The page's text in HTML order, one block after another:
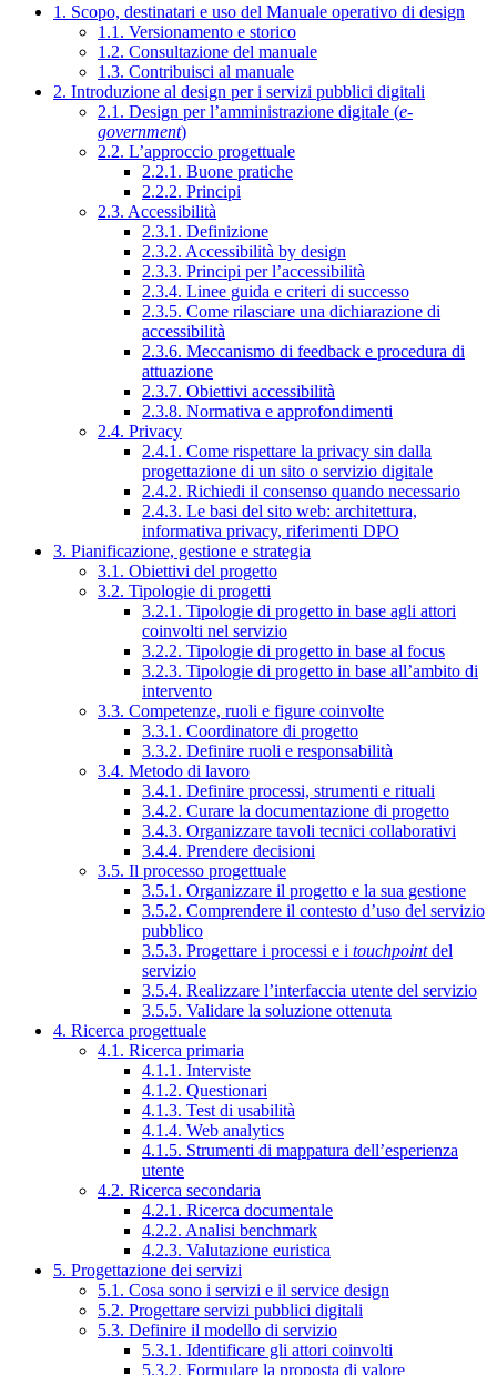
1. Scopo, destinatari e uso del Manuale operativo di design
1.1. Versionamento e storico
1.2. Consultazione del manuale
1.3. Contribuisci al manuale
2. Introduzione al design per i servizi pubblici digitali
2.1. Design per l’amministrazione digitale (e-
government)
2.2. L’approccio progettuale
2.2.1. Buone pratiche
2.2.2. Principi
2.3. Accessibilità
2.3.1. Definizione
2.3.2. Accessibilità by design
2.3.3. Principi per l’accessibilità
2.3.4. Linee guida e criteri di successo
2.3.5. Come rilasciare una dichiarazione di
accessibilità
2.3.6. Meccanismo di feedback e procedura di
attuazione
2.3.7. Obiettivi accessibilità
2.3.8. Normativa e approfondimenti
2.4. Privacy
2.4.1. Come rispettare la privacy sin dalla
progettazione di un sito o servizio digitale
2.4.2. Richiedi il consenso quando necessario
2.4.3. Le basi del sito web: architettura,
informativa privacy, riferimenti DPO
3. Pianificazione, gestione e strategia
3.1. Obiettivi del progetto
3.2. Tipologie di progetti
3.2.1. Tipologie di progetto in base agli attori
coinvolti nel servizio
3.2.2. Tipologie di progetto in base al focus
3.2.3. Tipologie di progetto in base all’ambito di
intervento
3.3. Competenze, ruoli e figure coinvolte
3.3.1. Coordinatore di progetto
3.3.2. Definire ruoli e responsabilità
3.4. Metodo di lavoro
3.4.1. Definire processi, strumenti e rituali
3.4.2. Curare la documentazione di progetto
3.4.3. Organizzare tavoli tecnici collaborativi
3.4.4. Prendere decisioni
3.5. Il processo progettuale
3.5.1. Organizzare il progetto e la sua gestione
3.5.2. Comprendere il contesto d’uso del servizio
pubblico
3.5.3. Progettare i processi e i touchpointdel
servizio
3.5.4. Realizzare l’interfaccia utente del servizio
3.5.5. Validare la soluzione ottenuta
4. Ricerca progettuale
4.1. Ricerca primaria
4.1.1. Interviste
4.1.2. Questionari
4.1.3. Test di usabilità
4.1.4. Web analytics
4.1.5. Strumenti di mappatura dell’esperienza
utente
4.2. Ricerca secondaria
4.2.1. Ricerca documentale
4.2.2. Analisi benchmark
4.2.3. Valutazione euristica
5. Progettazione dei servizi
5.1. Cosa sono i servizi e il service design
5.2. Progettare servizi pubblici digitali
5.3. Definire il modello di servizio
5.3.1. Identificare gli attori coinvolti
5.3.2. Formulare la proposta di valore